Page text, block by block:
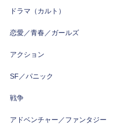
ドラマ（カルト）
恋愛／青春／ガールズ
アクション
SF／パニック
戦争
アドベンチャー／ファンタジー